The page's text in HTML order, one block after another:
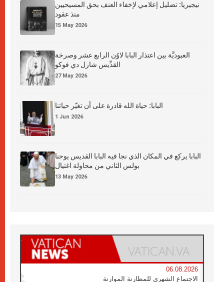
نيجيريا: تضليل إعلامي لإخفاء العنف بحق المسيحيين
منذ عقود
15 May 2026
العبوديَّة بين اعتذار البابا لاوُن الرابع عشر وصرخة
القدِّيس شارل دي فوكو
27 May 2026
البابا: حياة الله قادرة على أن تغيّر حياتنا
1 Jun 2026
البابا يركع في المكان الذي نجا فيه البابا القديس يوحنا
بولس الثاني من محاولة اغتيال
13 May 2026
06.08.2026
الاجتماع الشهري للمطارنة الموارنة